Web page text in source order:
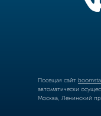
Посещая сайт
автоматически
Москва, Ленинский